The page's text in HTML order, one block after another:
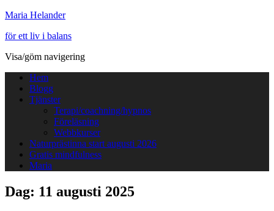
Maria Helander
för ett liv i balans
Visa/göm navigering
Hem
Blogg
Tjänster
Terapi/coachning/hypnos
Föreläsning
Webbkurser
Naturprästinna start augusti 2026
Gratis mindfulness
Maria
Dag: 11 augusti 2025